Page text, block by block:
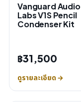
Vanguard Audio
Labs V1S Pencil
Condenser Kit
฿31,500
ดูรายละเอียด →